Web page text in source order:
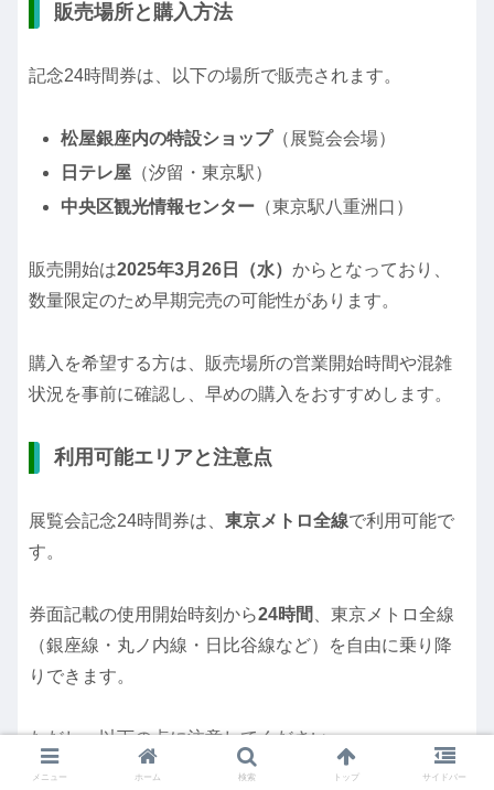
販売場所と購入方法
記念24時間券は、以下の場所で販売されます。
松屋銀座内の特設ショップ（展覧会会場）
日テレ屋 （汐留・東京駅）
中央区観光情報センター （東京駅八重洲口）
販売開始は2025年3月26日（水） からとなっており、
数量限定のため早期完売の可能性があります。
購入を希望する方は、販売場所の営業開始時間や混雑
状況を事前に確認し、早めの購入をおすすめします。
利用可能エリアと注意点
展覧会記念24時間券は、 東京メトロ全線で利用可能で
す。
券面記載の使用開始時刻から24時間
、東京メトロ全線
（銀座線・丸ノ内線・日比谷線など）を自由に乗り降
りできます。
ただし、以下の点に注意してください。
メニュー ホーム 検索 トップ サイドバー